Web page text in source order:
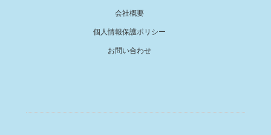
会社概要
個人情報保護ポリシー
お問い合わせ